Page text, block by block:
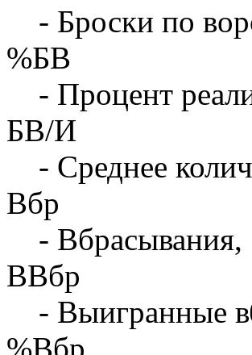
- Броски по
%БВ
- Процент
БВ/И
- Среднее
Вбр
- Вбрасывания,
ВВбр
- Выигранные
%Вбр